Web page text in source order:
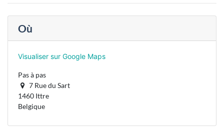
Où
Visualiser sur Google Maps
Pas à pas
7 Rue du Sart
1460 Ittre
Belgique